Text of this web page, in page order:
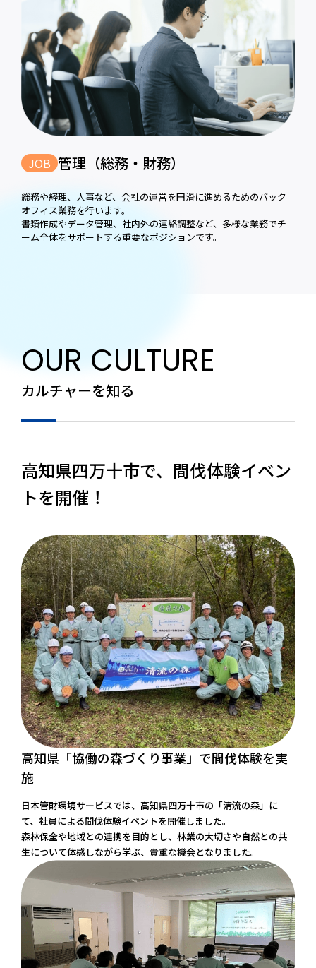
JOB 管理（総務・財務）
総務や経理、人事など、会社の運営を円滑に進めるためのバック
オフィス業務を行います。
書類作成やデータ管理、社内外の連絡調整など、多様な業務でチ
ーム全体をサポートする重要なポジションです。
OUR CULTURE
カルチャーを知る
高知県四万十市で、間伐体験イベン
トを開催！
高知県「協働の森づくり事業」で間伐体験を実
施
日本管財環境サービスでは、高知県四万十市の「清流の森」に
て、社員による間伐体験イベントを開催しました。
森林保全や地域との連携を目的とし、林業の大切さや自然との共
生について体感しながら学ぶ、貴重な機会となりました。